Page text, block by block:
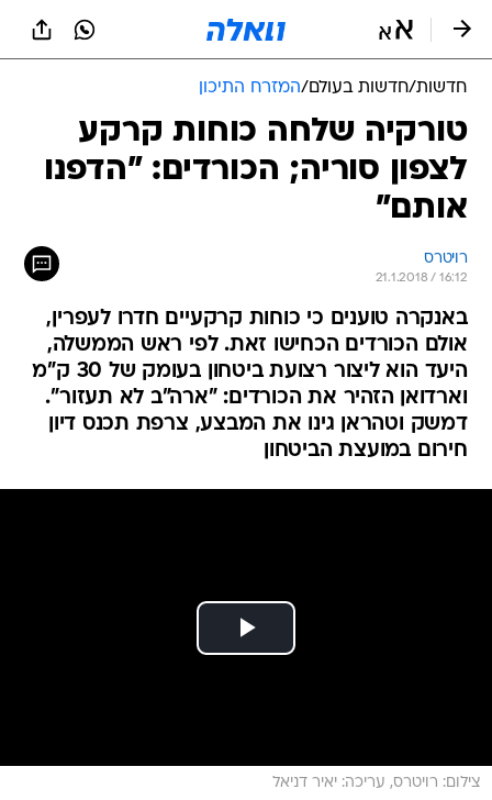
חדשות/חדשות בעולם/המזרח התיכון
טורקיה שלחה כוחות קרקע
לצפון סוריה; הכורדים: "הדפנו
אותם"
רויטרס
21.1.2018 / 16:12
באנקרה טוענים כי כוחות קרקעיים חדרו לעפרין,
אולם הכורדים הכחישו זאת. לפי ראש הממשלה,
היעד הוא ליצור רצועת ביטחון בעומק של 30 ק"מ
וארדואן הזהיר את הכורדים: "ארה"ב לא תעזור".
דמשק וטהראן גינו את המבצע, צרפת תכנס דיון
חירום במועצת הביטחון
צילום: רויטרס, עריכה: יאיר דניאל